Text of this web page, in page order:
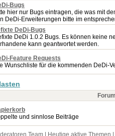
Bugs
hier nur Bugs eintragen, die was mit
DeDi-Erweiterungen bitte im
DeDi-Bugs
DeDi 1.0.2 Bugs. Es können keine
kann geantwortet werden.
Feature Requests
Wunschliste für die kommenden DeDi-
Forum
und sinnlose Beiträge
Team
Heutige aktive Themen